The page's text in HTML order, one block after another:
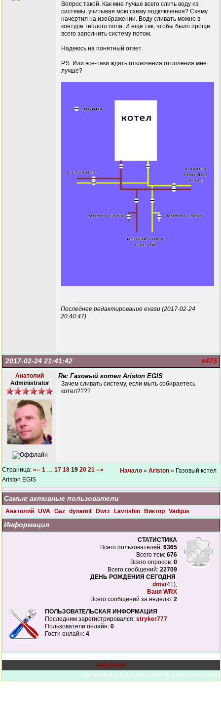
Вопрос такой. Как мне лучше всего слить воду из
системы, учитывая мою схему подключения? Схему
начертил на изображении. Воду сливать можно в
контуре теплого пола. И еще так, чтобы было проще
всего заполнить систему потом.
Надеюсь на понятный ответ.
P.S. Или все-таки ждать отключения отопления мне
лучше?
Последнее редактирование evasu (2017-02-24
20:40:47)
#475
2017-02-24 21:41:42
Анатолий
Administrator
Re: Газовый котел Ariston EGIS
Зачем сливать систему, если мыть собираетесь
котел????
Страница: «-- 1 … 17 18 19 20 21 --» Начало » Ariston » Газовый котел
Ariston EGIS
Самые активные пользователи
Анатолий UVA Gaz dynamit Dwrz Lavrishin Виктор Vadgus
Информация
СТАТИСТИКА
Всего пользователей: 6365
Всего тем: 676
Всего опросов: 0
Всего сообщений: 22709
ДЕНЬ РОЖДЕНИЯ СЕГОДНЯ
dmv(41),
Ваня WRX
Всего сообщений за неделю: 2
ПОЛЬЗОВАТЕЛЬСКАЯ ИНФОРМАЦИЯ
Последним зарегистрировался: stryker777
Пользователи онлайн: 0
Гости онлайн: 4
map forum
[ Generated in 0.083 seconds, 46 queries executed ]